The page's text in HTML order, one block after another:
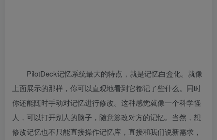
PilotDeck记忆系统最大的特点，就是记忆白盒化。就像
上面展示的那样，你可以直观地看到它都记了些什么。同时
你还能随时手动对记忆进行修改。这种感觉就像一个科学怪
人，可以打开别人的脑子，随意篡改对方的记忆。当然，想
修改记忆也不只能直接操作记忆库，直接和我们说新需求，